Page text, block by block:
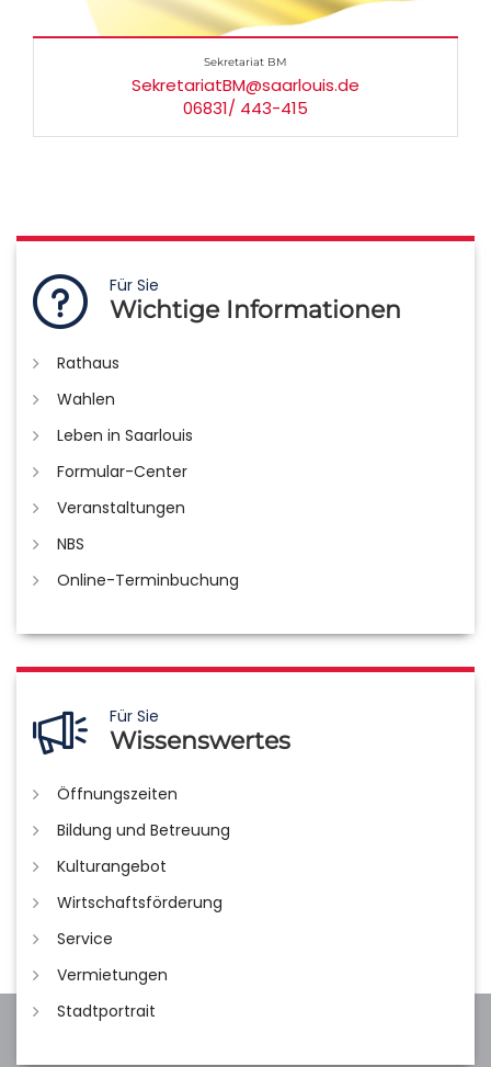
Sekretariat BM
SekretariatBM@saarlouis.de
06831/ 443-415
Für Sie
Wichtige Informationen
Rathaus
Wahlen
Leben in Saarlouis
Formular-Center
Veranstaltungen
NBS
Online-Terminbuchung
Für Sie
Wissenswertes
Öffnungszeiten
Bildung und Betreuung
Kulturangebot
Wirtschaftsförderung
Service
Vermietungen
Stadtportrait